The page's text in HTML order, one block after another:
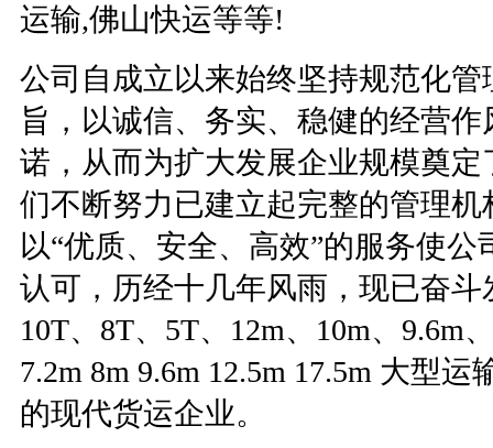
运输,佛山快运等等!
公司自成立以来始终坚持规范化
旨，以诚信、务实、稳健的经营
诺，从而为扩大发展企业规模奠
们不断努力已建立起完整的管理
以“优质、安全、高效”的服务使
认可，历经十几年风雨，现已奋
10T、 8T、 5T、 12m、 10m、 9.6m
7.2m 8m 9.6m 12.5m 17.5m 大型运
的现代货运企业。